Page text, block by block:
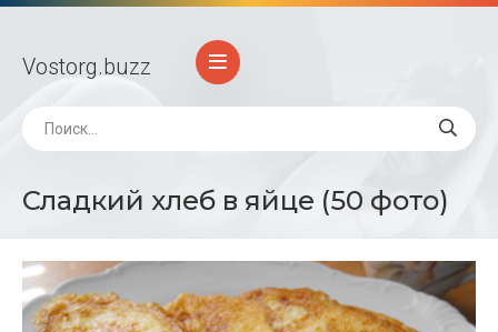
Vostorg.buzz
Сладкий хлеб в яйце (50 фото)